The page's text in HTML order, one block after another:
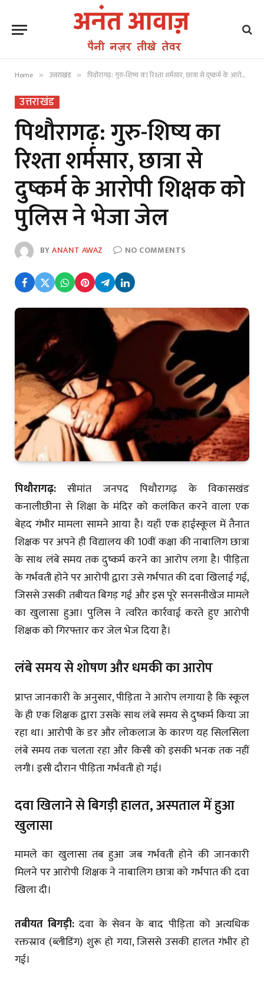
Home » उत्तराखंड » पिथौरागढ़: गुरु-शिष्य का रिश्ता शर्मसार, छात्रा से दुष्कर्म के आरोपी शिक्षक को पुलिस ने भेजा जेल
उत्तराखंड
पिथौरागढ़: गुरु-शिष्य का
रिश्ता शर्मसार, छात्रा से
दुष्कर्म के आरोपी शिक्षक को
पुलिस ने भेजा जेल
BYANANT AWAZ NO COMMENTS
पिथौरागढ़:सीमांत जनपद पिथौरागढ़ के विकासखंड
कनालीछीना से शिक्षा के मंदिर को कलंकित करने वाला एक
बेहद गंभीर मामला सामने आया है। यहाँ एक हाईस्कूल में तैनात
शिक्षक पर अपने ही विद्यालय की 10वीं कक्षा की नाबालिग छात्रा
के साथ लंबे समय तक दुष्कर्म करने का आरोप लगा है। पीड़िता
के गर्भवती होने पर आरोपी द्वारा उसे गर्भपात की दवा खिलाई गई,
जिससे उसकी तबीयत बिगड़ गई और इस पूरे सनसनीखेज मामले
का खुलासा हुआ। पुलिस ने त्वरित कार्रवाई करते हुए आरोपी
शिक्षक को गिरफ्तार कर जेल भेज दिया है।
लंबे समय से शोषण और धमकी का आरोप
प्राप्त जानकारी के अनुसार, पीड़िता ने आरोप लगाया है कि स्कूल
के ही एक शिक्षक द्वारा उसके साथ लंबे समय से दुष्कर्म किया जा
रहा था। आरोपी के डर और लोकलाज के कारण यह सिलसिला
लंबे समय तक चलता रहा और किसी को इसकी भनक तक नहीं
लगी। इसी दौरान पीड़िता गर्भवती हो गई।
दवा खिलाने से बिगड़ी हालत, अस्पताल में हुआ
खुलासा
मामले का खुलासा तब हुआ जब गर्भवती होने की जानकारी
मिलने पर आरोपी शिक्षक ने नाबालिग छात्रा को गर्भपात की दवा
खिला दी।
तबीयत बिगड़ी: दवा के सेवन के बाद पीड़िता को अत्यधिक
रक्तस्राव (ब्लीडिंग) शुरू हो गया, जिससे उसकी हालत गंभीर हो
गई।